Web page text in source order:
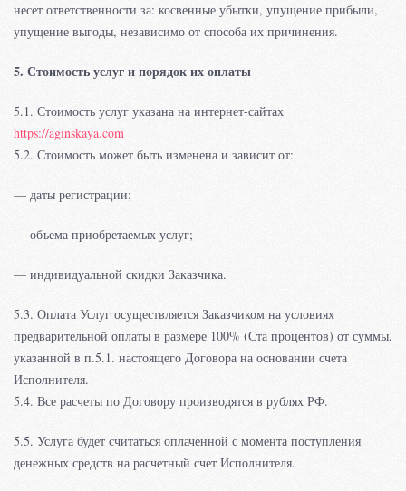
несет ответственности за: косвенные убытки, упущение прибыли,
упущение выгоды, независимо от способа их причинения.
5. Стоимость услуг и порядок их оплаты
5.1. Стоимость услуг указана на интернет-сайтах
https://aginskaya.com
5.2. Стоимость может быть изменена и зависит от:
— даты регистрации;
— объема приобретаемых услуг;
— индивидуальной скидки Заказчика.
5.3. Оплата Услуг осуществляется Заказчиком на условиях
предварительной оплаты в размере 100% (Ста процентов) от суммы,
указанной в п.5.1. настоящего Договора на основании счета
Исполнителя.
5.4. Все расчеты по Договору производятся в рублях РФ.
5.5. Услуга будет считаться оплаченной с момента поступления
денежных средств на расчетный счет Исполнителя.